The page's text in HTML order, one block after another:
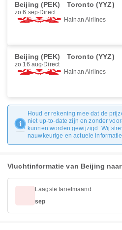
Beijing (PEK) Toronto (YYZ)
zo 6 sep Direct
Hainan Airlines
Beijing (PEK) Toronto (YYZ)
zo 16 aug Direct
Hainan Airlines
Houd er rekening mee dat de
niet up-to-date zijn en zonder
kunnen worden gewijzigd. Wij
nauwkeurige en actuele
Vluchtinformatie van Beijing
Laagste tariefmaand
sep